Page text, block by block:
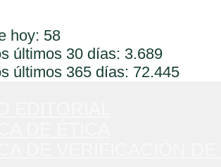
hoy: 58
últimos 30 días: 3.689
últimos 365 días: 72.445